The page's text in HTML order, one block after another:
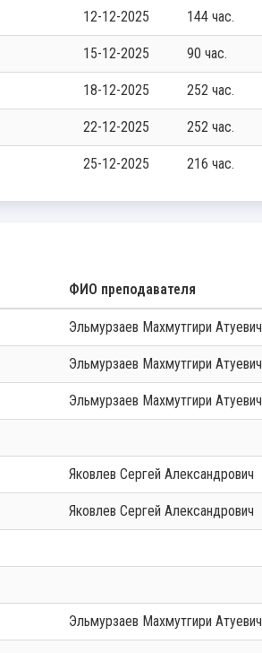
12-12-2025 144 час.
15-12-2025 90 час.
18-12-2025 252 час.
22-12-2025 252 час.
25-12-2025 216 час.
ФИО преподавателя
Эльмурзаев Махмутгири Атуевич
Эльмурзаев Махмутгири Атуевич
Эльмурзаев Махмутгири Атуевич
Яковлев Сергей Александрович
Яковлев Сергей Александрович
Эльмурзаев Махмутгири Атуевич